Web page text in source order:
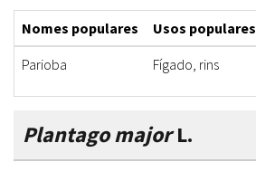
Nomes populares Usos populares
Parioba
Fígado, rins
Plantago majorL.